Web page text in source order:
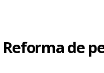
Reforma de